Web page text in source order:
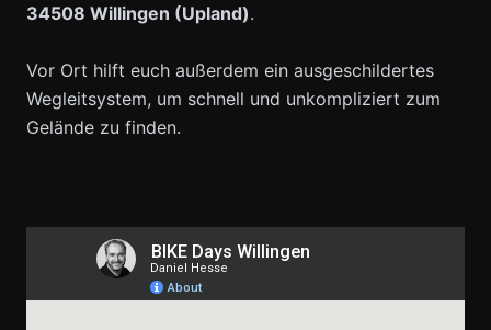
34508 Willingen (Upland).
Vor Ort hilft euch außerdem ein ausgeschildertes
Wegleitsystem, um schnell und unkompliziert zum
Gelände zu finden.